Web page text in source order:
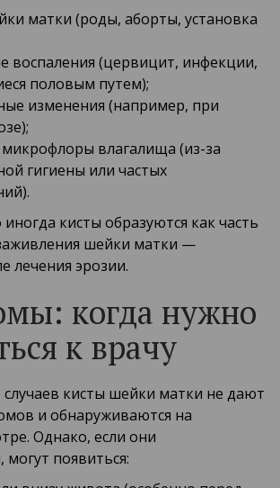
матки (роды, аборты, установка
воспаления (цервицит, инфекции,
половым путем);
изменения (например, при
влагалища (из-за
гигиены или частых
кисты образуются как часть
шейки матки —
лечения эрозии.
когда нужно
к врачу
кисты шейки матки не дают
и обнаруживаются на
Однако, если они
появиться: